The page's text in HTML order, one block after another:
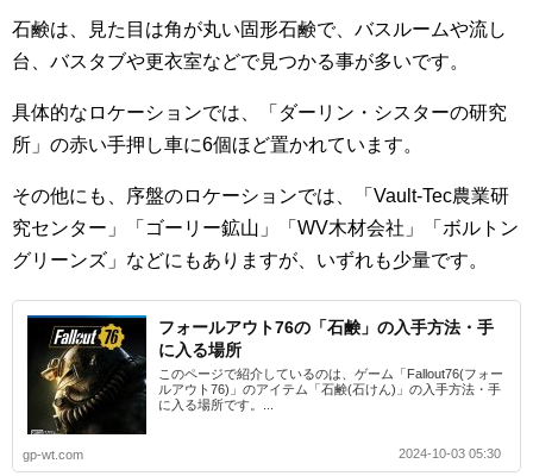
石鹸は、見た目は角が丸い固形石鹸で、バスルームや流し
台、バスタブや更衣室などで見つかる事が多いです。
具体的なロケーションでは、「ダーリン・シスターの研究
所」の赤い手押し車に6個ほど置かれています。
その他にも、序盤のロケーションでは、「Vault-Tec農業研
究センター」「ゴーリー鉱山」「WV木材会社」「ボルトン
グリーンズ」などにもありますが、いずれも少量です。
フォールアウト76の「石鹸」の入手方法・手
に入る場所
このページで紹介しているのは、ゲーム「Fallout76(フォー
ルアウト76)」のアイテム「石鹸(石けん)」の入手方法・手
に入る場所です。...
gp-wt.com 2024-10-03 05:30